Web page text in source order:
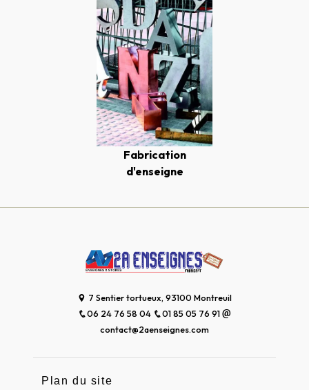
Fabrication
d'enseigne
7 Sentier tortueux, 93100 Montreuil
06 24 76 58 04
01 85 05 76 91
contact@2aenseignes.com
Plan du site